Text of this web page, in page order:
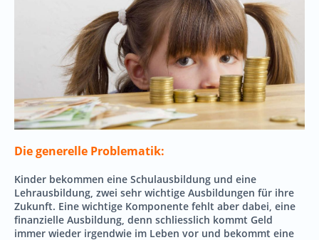
Die generelle Problematik:
Kinder bekommen eine Schulausbildung und eine
Lehrausbildung, zwei sehr wichtige Ausbildungen für ihre
Zukunft. Eine wichtige Komponente fehlt aber dabei, eine
finanzielle Ausbildung, denn schliesslich kommt Geld
immer wieder irgendwie im Leben vor und bekommt eine